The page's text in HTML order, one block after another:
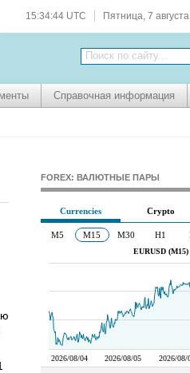
15:34:44 UTC Пятница, 7 августа
Поиск по сайту...
Справочная информация
FOREX: ВАЛЮТНЫЕ ПАРЫ